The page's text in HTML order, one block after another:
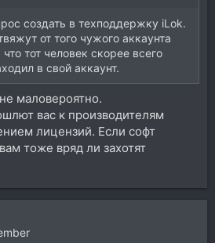
создать в техподдержку iLok.
от того чужого аккаунта
тот человек скорее всего
в свой аккаунт.
маловероятно.
вас к производителям
лицензий. Если софт
тоже вряд ли захотят